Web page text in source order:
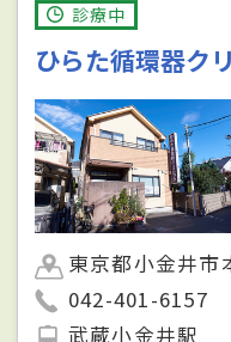
診療中
ひらた循環器ク
東京都小金井市
042-401-6157
武蔵小金井駅